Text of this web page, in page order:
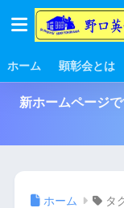
ホーム 顕彰会とは
新ホームページ
ホーム タ